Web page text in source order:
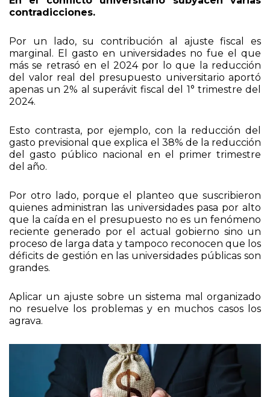
En el conflicto universitario subyacen varias
Por un lado, su contribución al ajuste fiscal es
marginal. El gasto en universidades no fue el que
más se retrasó en el 2024 por lo que la reducción
del valor real del presupuesto universitario aportó
apenas un 2% al superávit fiscal del 1° trimestre del
Esto contrasta, por ejemplo, con la reducción del
gasto previsional que explica el 38% de la reducción
del gasto público nacional en el primer trimestre
Por otro lado, porque el planteo que suscribieron
quienes administran las universidades pasa por alto
que la caída en el presupuesto no es un fenómeno
reciente generado por el actual gobierno sino un
proceso de larga data y tampoco reconocen que los
déficits de gestión en las universidades públicas son
Aplicar un ajuste sobre un sistema mal organizado
no resuelve los problemas y en muchos casos los